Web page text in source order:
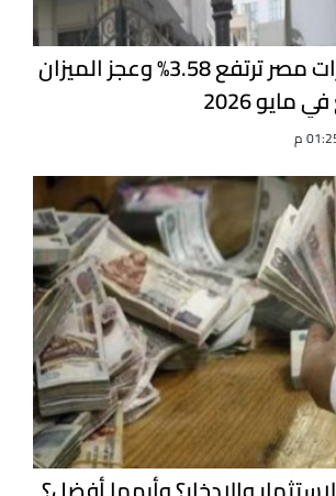
الإحصاء: صادرات مصر ترتفع 3.58% وعجز الميزان
مايو 2026